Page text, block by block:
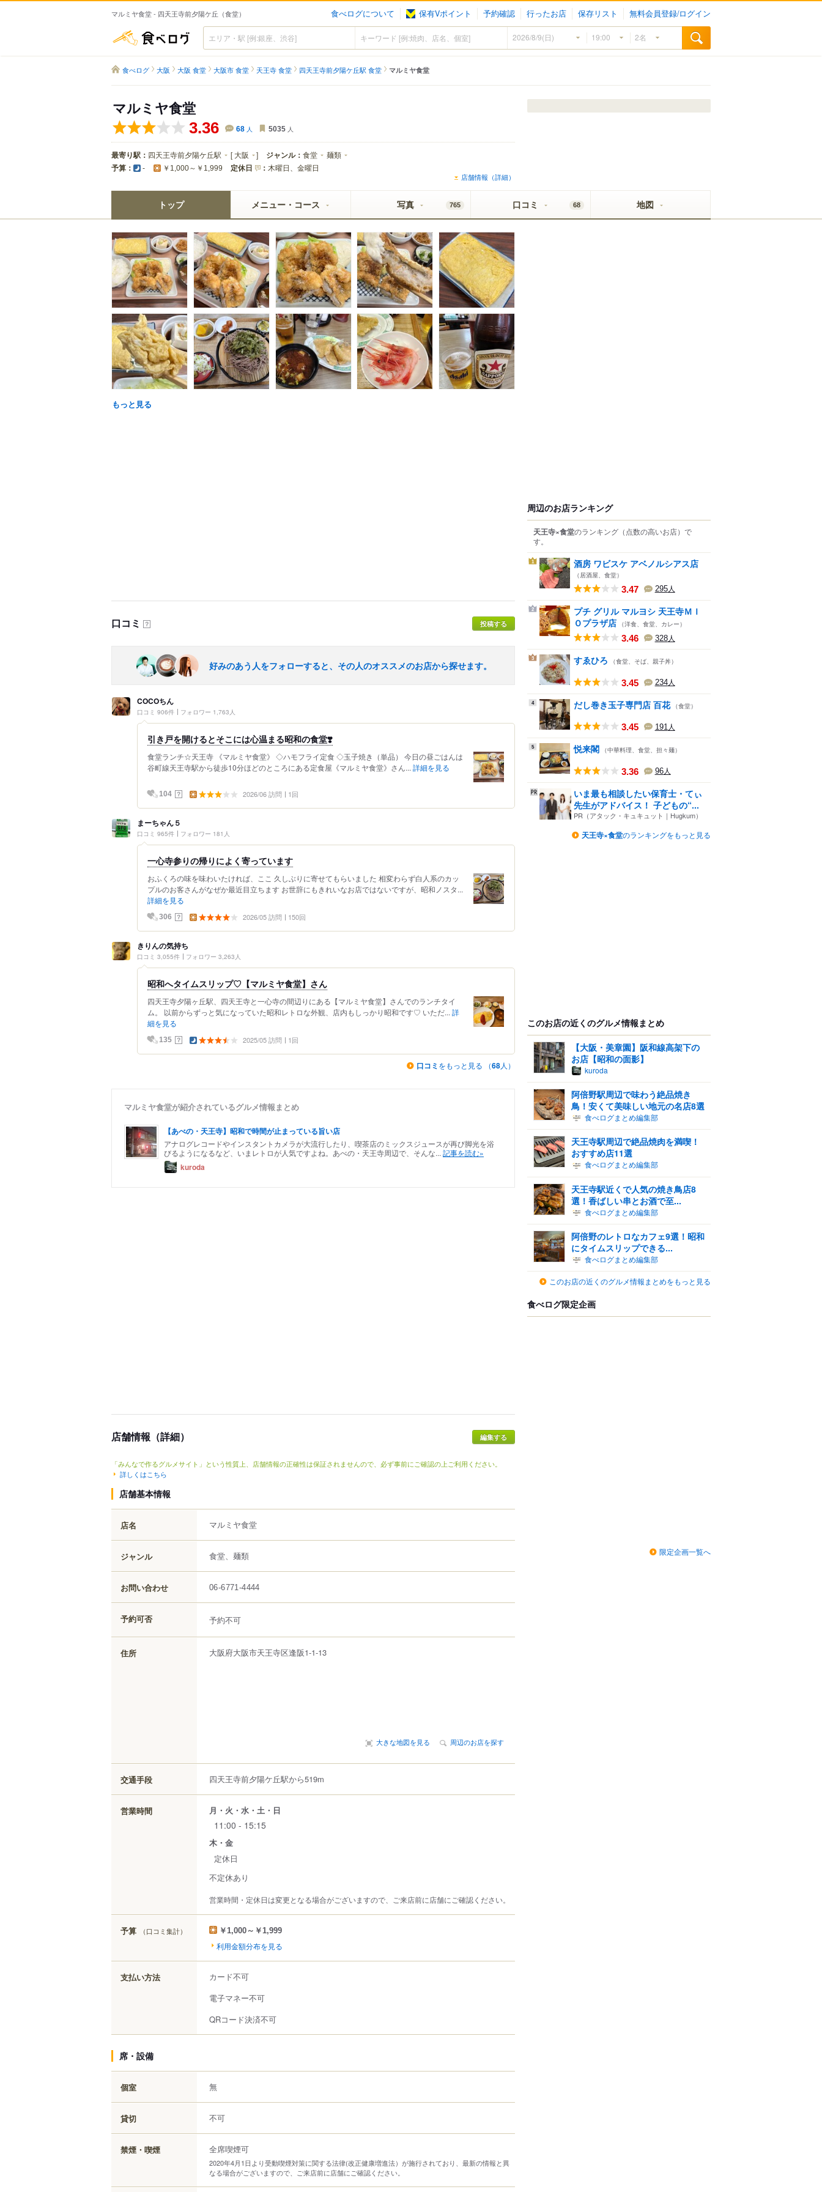
マルミヤ食堂 - 四天王寺前夕陽ケ丘（食堂） 食べログについて 保有Vポイント 予約確認 行ったお店 保存リスト 無料会員登録/ログイン
食べログ
食べログ 大阪 大阪 食堂 大阪市 食堂 天王寺 食堂 四天王寺前夕陽ケ丘駅 食堂 マルミヤ食堂
マルミヤ食堂
3.36 68 人 5035 人
最寄り駅： 四天王寺前夕陽ケ丘駅 [ 大阪 ] ジャンル： 食堂 麺類
予算： - ￥1,000～￥1,999 定休日 ： 木曜日、金曜日
店舗情報（詳細）
トップ メニュー・コース 写真 765 口コミ 68 地図
もっと見る
口コミ ？ 投稿する
好みのあう人をフォローすると、その人のオススメのお店から探せます。
COCOちん
口コミ 906件 フォロワー 1,763人
引き戸を開けるとそこには心温まる昭和の食堂❣️
食堂ランチ☆天王寺 《マルミヤ食堂》 ◇ハモフライ定食 ◇玉子焼き（単品） 今日の昼ごはんは
谷町線天王寺駅から徒歩10分ほどのところにある定食屋《マルミヤ食堂》さん... 詳細を見る
104 ？ 2026/06 訪問 1回
まーちゃん５
口コミ 965件 フォロワー 181人
一心寺参りの帰りによく寄っています
おふくろの味を味わいたければ、ここ 久しぶりに寄せてもらいました 相変わらず白人系のカッ
プルのお客さんがなぜか最近目立ちます お世辞にもきれいなお店ではないですが、昭和ノスタ...
詳細を見る
306 ？ 2026/05 訪問 150回
きりんの気持ち
口コミ 3,055件 フォロワー 3,263人
昭和へタイムスリップ♡【マルミヤ食堂】さん
四天王寺夕陽ヶ丘駅、四天王寺と一心寺の間辺りにある【マルミヤ食堂】さんでのランチタイ
ム。 以前からずっと気になっていた昭和レトロな外観、店内もしっかり昭和です♡ いただ... 詳
細を見る
135 ？ 2025/05 訪問 1回
口コミ をもっと見る （68人）
マルミヤ食堂が紹介されているグルメ情報まとめ
【あべの・天王寺】昭和で時間が止まっている旨い店
アナログレコードやインスタントカメラが大流行したり、喫茶店のミックスジュースが再び脚光を浴
びるようになるなど、いまレトロが人気ですよね。あべの・天王寺周辺で、そんな... 記事を読む»
kuroda
店舗情報（詳細）
「みんなで作るグルメサイト」という性質上、店舗情報の正確性は保証されませんので、必ず事前にご確認の上ご利用ください。
詳しくはこちら
店舗基本情報
店名 マルミヤ食堂
ジャンル 食堂、麺類
お問い合わせ 06-6771-4444
予約可否 予約不可
住所 大阪府大阪市天王寺区逢阪1-1-13
大きな地図を見る 周辺のお店を探す
交通手段 四天王寺前夕陽ケ丘駅から519m
営業時間 月・火・水・土・日
11:00 - 15:15
木・金
定休日
不定休あり
営業時間・定休日は変更となる場合がございますので、ご来店前に店舗にご確認ください。
予算 （口コミ集計） ￥1,000～￥1,999
利用金額分布を見る
支払い方法
カード不可
電子マネー不可
QRコード決済不可
席・設備
個室 無
貸切 不可
禁煙・喫煙 全席喫煙可
2020年4月1日より受動喫煙対策に関する法律(改正健康増進法）が施行されており、最新の情報と異
なる場合がございますので、ご来店前に店舗にご確認ください。
周辺のお店ランキング
天王寺×食堂のランキング （点数の高いお店） で
す。
1 酒房 ワビスケ アベノルシアス店
（居酒屋、食堂）
3.47 295人
2
プチ グリル マルヨシ 天王寺ＭＩ
Ｏプラザ店 （洋食、食堂、カレー）
3.46 328人
3 すゑひろ （食堂、そば、親子丼）
3.45 234人
4 だし巻き玉子専門店 百花 （食堂）
3.45 191 人
5 悦来閣 （中華料理、食堂、担々麺）
3.36 96人
いま最も相談したい保育士・てぃ
先生がアドバイス！ 子どもの“...
PR（アタック・キュキュット｜Hugkum）
天王寺×食堂のランキングをもっと見る
このお店の近くのグルメ情報まとめ
【大阪・美章園】阪和線高架下の
お店【昭和の面影】
kuroda
阿倍野駅周辺で味わう絶品焼き
鳥！安くて美味しい地元の名店8選
食べログまとめ編集部
天王寺駅周辺で絶品焼肉を満喫！
おすすめ店11選
食べログまとめ編集部
天王寺駅近くで人気の焼き鳥店8
選！香ばしい串とお酒で至...
食べログまとめ編集部
阿倍野のレトロなカフェ9選！昭和
にタイムスリップできる...
食べログまとめ編集部
このお店の近くのグルメ情報まとめをもっと見る
食べログ限定企画
限定企画一覧へ